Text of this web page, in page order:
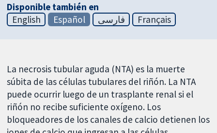
Disponible también en
English
Español فارسی Français
La necrosis tubular aguda (NTA) es la muerte
súbita de las células tubulares del riñón. La NTA
puede ocurrir luego de un trasplante renal si el
riñón no recibe suficiente oxígeno. Los
bloqueadores de los canales de calcio detienen los